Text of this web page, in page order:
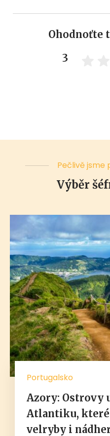
Ohodnoťte
3
Pečlivě jsme
Výběr
Portugalsko
Azory: Ostrovy
Atlantiku,
velryby i